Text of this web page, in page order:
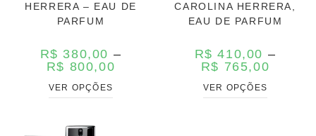
HERRERA – EAU DE
PARFUM
R$ 380,00 –
R$ 800,00
VER OPÇÕES
CAROLINA HERRERA,
EAU DE PARFUM
R$ 410,00 –
R$ 765,00
VER OPÇÕES